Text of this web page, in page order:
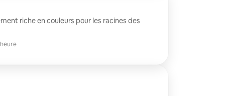
riche en couleurs pour les racines des